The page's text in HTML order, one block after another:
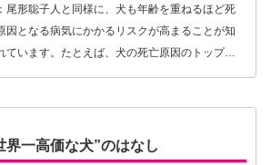
尾形聡子人と同様に、犬も年齢を重ねるほど死
因となる病気にかかるリスクが高まることが知
ています。たとえば、犬の死亡原因のトップで
がんは、歳をとるほど発症リスクが高くなりま
界一高価な犬”のはなし